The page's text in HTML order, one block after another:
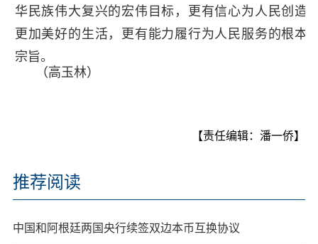
华民族伟大复兴的宏伟目标，更有信心为人民创造
更加美好的生活，更有能力履行为人民服务的根本
宗旨。
（高玉林）
【责任编辑：潘一侨】
推荐阅读
中国和阿根廷两国央行续签双边本币互换协议